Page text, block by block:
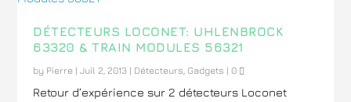
DÉTECTEURS LOCONET: UHLENBROCK
63320 & TRAIN MODULES 56321
by Pierre |Juil 2, 2013 | Détecteurs, Gadgets |0
Retour d’expérience sur 2 détecteurs Loconet